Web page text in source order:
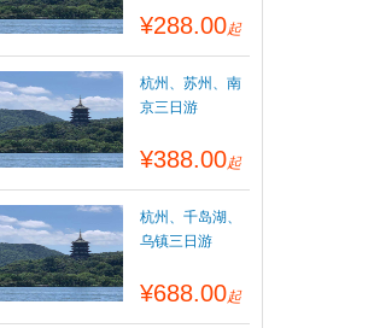
¥288.00起
杭州、苏州、南
京三日游
¥388.00起
杭州、千岛湖、
乌镇三日游
¥688.00起